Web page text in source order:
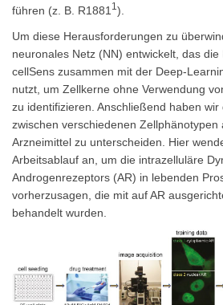
führen (z. B. R1881 1 ).
Um diese Herausforderungen zu
neuronales Netz (NN) entwickelt, das
cellSens zusammen mit der Deep-
nutzt, um Zellkerne ohne Verwendung
zu identifizieren. Anschließend haben wir
zwischen verschiedenen Zellphänotypen
Arzneimittel zu unterscheiden. Hier
Arbeitsablauf an, um die intrazelluläre
Androgenrezeptors (AR) in lebenden
vorherzusagen, die mit auf AR
behandelt wurden.